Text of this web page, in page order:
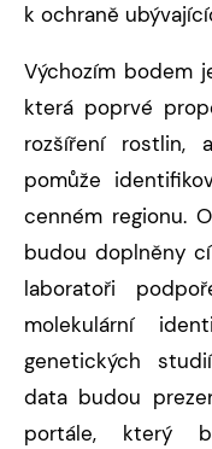
k ochraně
Výchozím bodem
která poprvé
rozšíření
pomůže
cenném regionu.
budou doplněny
laboratoři
molekulární
genetických
data budou
portále, který